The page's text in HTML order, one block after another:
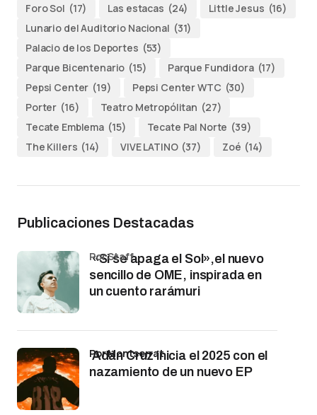
Foro Sol (17) Las estacas (24) Little Jesus (16)
Lunario del Auditorio Nacional (31)
Palacio de los Deportes (53)
Parque Bicentenario (15) Parque Fundidora (17)
Pepsi Center (19) Pepsi Center WTC (30)
Porter (16) Teatro Metropólitan (27)
Tecate Emblema (15) Tecate Pal Norte (39)
The Killers (14) VIVE LATINO (37) Zoé (14)
Publicaciones Destacadas
«Si se apaga el Sol»,el nuevo
sencillo de OME, inspirada en
un cuento rarámuri
por Staff
Adán Cruz inicia el 2025 con el
nazamiento de un nuevo EP
por Montserrat